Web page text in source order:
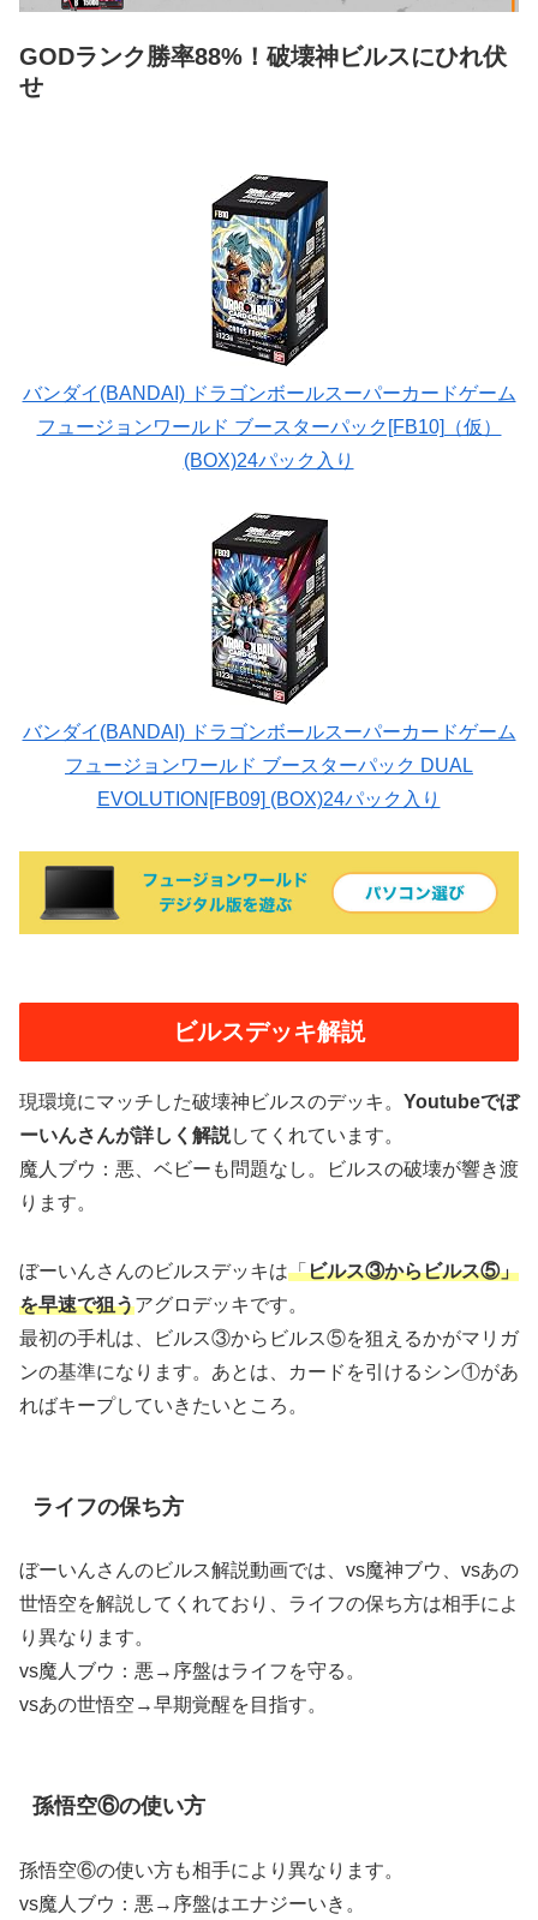
GODランク勝率88%！破壊神ビルスにひれ伏
せ
バンダイ(BANDAI) ドラゴンボールスーパーカードゲーム
フュージョンワールド ブースターパック[FB10]（仮）
(BOX)24パック入り
バンダイ(BANDAI) ドラゴンボールスーパーカードゲーム
フュージョンワールド ブースターパック DUAL
EVOLUTION[FB09] (BOX)24パック入り
ビルスデッキ解説
現環境にマッチした破壊神ビルスのデッキ。 Youtubeでぼ
ーいんさんが詳しく解説してくれています。
魔人ブウ：悪、ベビーも問題なし。ビルスの破壊が響き渡
ります。
ぼーいんさんのビルスデッキは「ビルス③からビルス⑤」
を早速で狙うアグロデッキです。
最初の手札は、ビルス③からビルス⑤を狙えるかがマリガ
ンの基準になります。あとは、カードを引けるシン①があ
ればキープしていきたいところ。
ライフの保ち方
ぼーいんさんのビルス解説動画では、vs魔神ブウ、vsあの
世悟空を解説してくれており、ライフの保ち方は相手によ
り異なります。
vs魔人ブウ：悪→序盤はライフを守る。
vsあの世悟空→早期覚醒を目指す。
孫悟空⑥の使い方
孫悟空⑥の使い方も相手により異なります。
vs魔人ブウ：悪→序盤はエナジーいき。